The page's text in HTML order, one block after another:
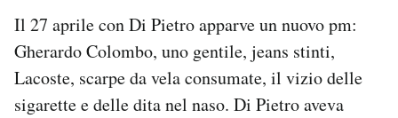
Il 27 aprile con Di Pietro apparve un nuovo pm:
Gherardo Colombo, uno gentile, jeans stinti,
Lacoste, scarpe da vela consumate, il vizio delle
sigarette e delle dita nel naso. Di Pietro aveva